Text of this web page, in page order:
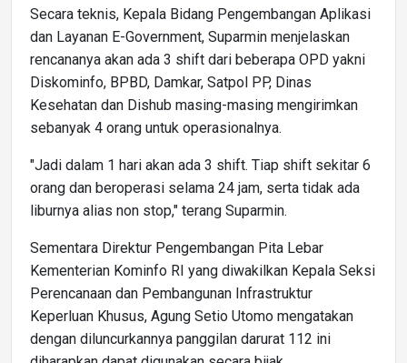
Secara teknis, Kepala Bidang Pengembangan Aplikasi
dan Layanan E-Government, Suparmin menjelaskan
rencananya akan ada 3 shift dari beberapa OPD yakni
Diskominfo, BPBD, Damkar, Satpol PP, Dinas
Kesehatan dan Dishub masing-masing mengirimkan
sebanyak 4 orang untuk operasionalnya.
"Jadi dalam 1 hari akan ada 3 shift. Tiap shift sekitar 6
orang dan beroperasi selama 24 jam, serta tidak ada
liburnya alias non stop," terang Suparmin.
Sementara Direktur Pengembangan Pita Lebar
Kementerian Kominfo RI yang diwakilkan Kepala Seksi
Perencanaan dan Pembangunan Infrastruktur
Keperluan Khusus, Agung Setio Utomo mengatakan
dengan diluncurkannya panggilan darurat 112 ini